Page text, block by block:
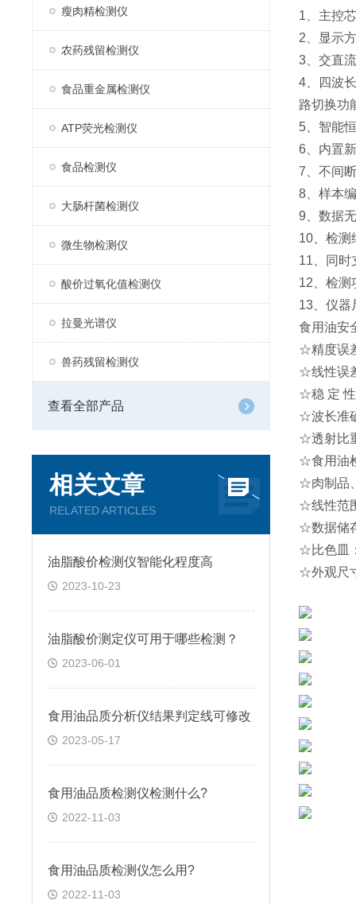
瘦肉精检测仪
农药残留检测仪
食品重金属检测仪
ATP荧光检测仪
食品检测仪
大肠杆菌检测仪
微生物检测仪
酸价过氧化值检测仪
拉曼光谱仪
兽药残留检测仪
查看全部产品
相关文章
RELATED ARTICLES
油脂酸价检测仪智能化程度高
2023-10-23
油脂酸价测定仪可用于哪些检测？
2023-06-01
食用油品质分析仪结果判定线可修改
2023-05-17
食用油品质检测仪检测什么?
2022-11-03
食用油品质检测仪怎么用?
2022-11-03
1、主控
2、显示
3、交直
4、四波
路切换功
5、智能
6、内置
7、不间
8、样本
9、数据
10、检测
11、同时
12、检测
13、仪器
食用油安
☆精度误
☆线性误
☆稳 定
☆波长准
☆透射比
☆食用油
☆肉制品
☆线性范
☆数据储
☆比色皿
☆外观尺